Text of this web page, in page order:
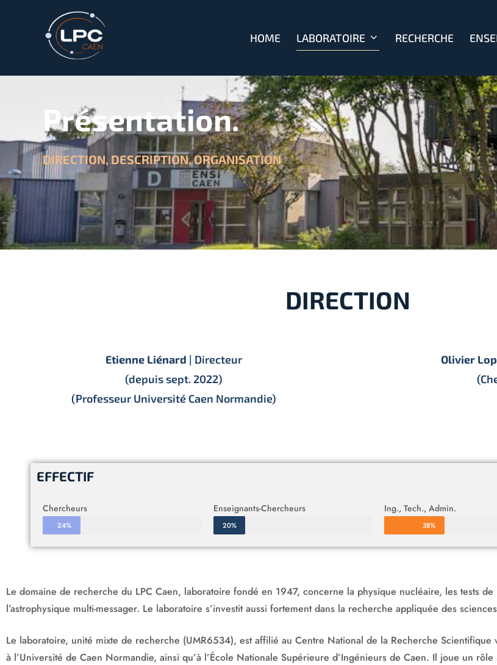
HOME LABORATOIRE RECHERCHE
Présentation.
DIRECTION, DESCRIPTION, ORGANISATION
DIRECTION
Etienne Liénard | Directeur
(depuis sept. 2022)
(Professeur Université Caen Normandie)
Olivier
EFFECTIF
Chercheurs
24%
Enseignants-Chercheurs
20%
Ing., Tech., Admin.
38%
Le domaine de recherche du LPC Caen, laboratoire fondé en 1947, concerne la physique nucléaire, les tests
l’astrophysique multi-messager. Le laboratoire s’investit aussi fortement dans la recherche appliquée des
Le laboratoire, unité mixte de recherche (UMR6534), est affilié au Centre National de la Recherche Scientifique
à l’Université de Caen Normandie, ainsi qu’à l’École Nationale Supérieure d’Ingénieurs de Caen. Il joue un